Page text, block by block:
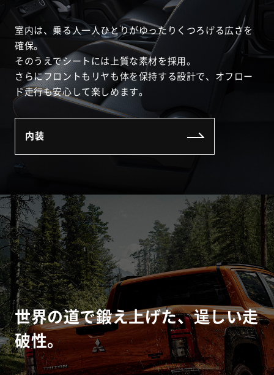
室内は、乗る人一人ひとりがゆったりくつろげる広さを
確保。
そのうえでシートには上質な素材を採用。
さらにフロントもリヤも体を保持する設計で、オフロー
ド走行も安心して楽しめます。
内装
世界の道で鍛え上げた、逞しい走
破性。